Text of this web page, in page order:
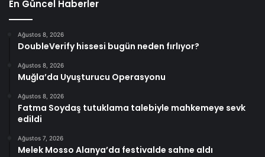
En Güncel Haberler
Ağustos 8, 2026
DoubleVerify hissesi bugün neden fırlıyor?
Ağustos 8, 2026
Muğla’da Uyuşturucu Operasyonu
Ağustos 8, 2026
Fatma Soydaş tutuklama talebiyle mahkemeye sevk
edildi
Ağustos 7, 2026
Melek Mosso Alanya’da festivalde sahne aldı